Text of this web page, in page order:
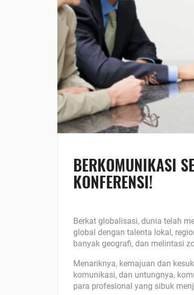
BERKOMUNIKASI
KONFERENSI!
Berkat globalisasi, dunia telah
global dengan talenta lokal,
banyak geografi, dan melintasi
Menariknya, kemajuan dan
komunikasi, dan untungnya,
para profesional yang sibuk